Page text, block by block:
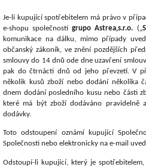
Je-li kupující spotřebitelem má právo v
e-shopu společnostigrupo Astrea,s.r.o. („
komunikace na dálku, mimo případy
občanský zákoník, ve znění pozdějších
smlouvy do 14 dnůode dne uzavření
pak do čtrnácti dnů od jeho převzetí. V
několik kusů zboží nebo dodání několika
dnem dodání posledního kusu nebo části
které má být zboží dodáváno pravidelně
dodávky.
Toto odstoupení oznámí kupující
Společnosti nebo elektronicky na e-mail
Odstoupí-li kupující, který je